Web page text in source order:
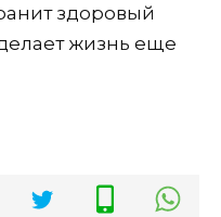
здоровый
жизнь еще